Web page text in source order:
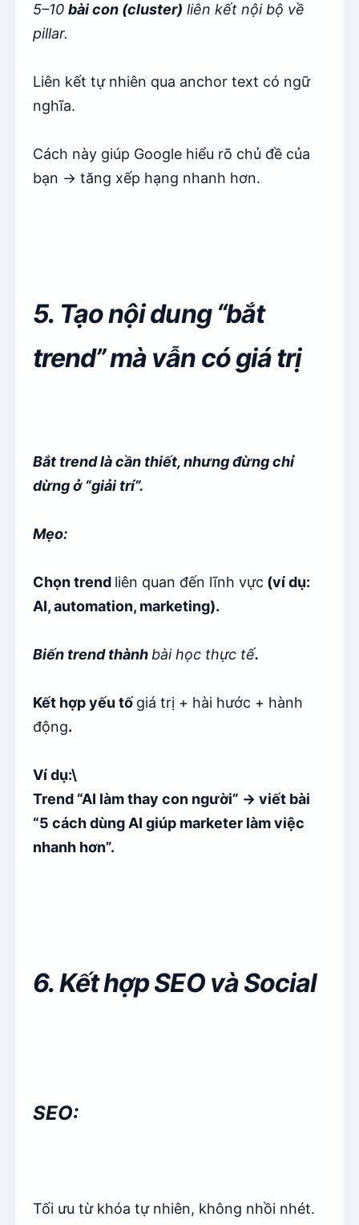
5–10 bài con (cluster) liên kết nội bộ về
pillar.
Liên kết tự nhiên qua anchor text có ngữ
nghĩa.
Cách này giúp Google hiểu rõ chủ đề của
bạn → tăng xếp hạng nhanh hơn.
5. Tạo nội dung “bắt
trend” mà vẫn có giá trị
Bắt trend là cần thiết, nhưng đừng chỉ
dừng ở “giải trí”.
Mẹo:
Chọn trend liên quan đến lĩnh vực (ví dụ:
AI, automation, marketing).
Biến trend thành bài học thực tế.
Kết hợp yếu tốgiá trị + hài hước + hành
động.
Ví dụ:\
Trend “AI làm thay con người” → viết bài
“5 cách dùng AI giúp marketer làm việc
nhanh hơn”.
6. Kết hợp SEO và Social
SEO:
Tối ưu từ khóa tự nhiên, không nhồi nhét.